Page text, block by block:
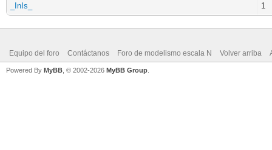
_InIs_
1
Equipo del foro Contáctanos Foro de modelismo escala N Volver arriba
Powered By MyBB , © 2002-2026 MyBB Group